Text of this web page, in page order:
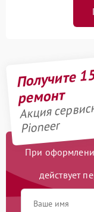
Получите
ремонт
Акция
Pioneer
При
действует